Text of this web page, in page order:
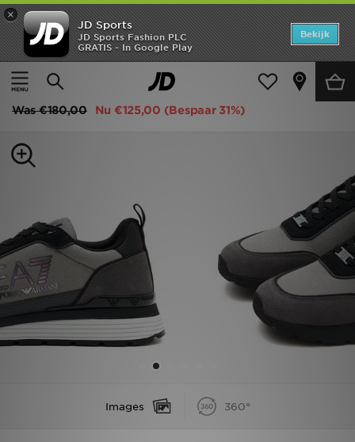
×
JD Sports
JD Sports Fashion PLC
GRATIS - In Google Play
Bekijk
Thuis
Heren Herenschoenen Sneakers
EA7 Emporio Armani Milano
Was€180,00 Nu €125,00 (Bespaar 31%)
Images 360°
Home
Offers
Dames
Collecties
Voetbal